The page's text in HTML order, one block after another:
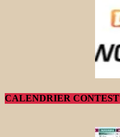
CALENDRIER CONTEST